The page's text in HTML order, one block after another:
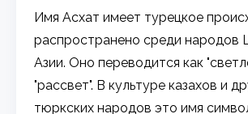
Имя Асхат имеет турецкое
распространено среди народов
Азии. Оно переводится как
"рассвет". В культуре казахов и
тюркских народов это имя